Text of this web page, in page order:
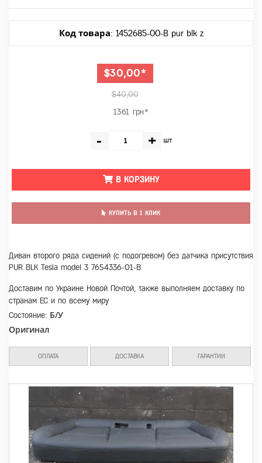
Код товара: 1452685-00-B pur blk z
$30,00*
$40,00
1361 грн*
- + шт
В КОРЗИНУ
КУПИТЬ В 1 КЛИК
Диван второго ряда сидений (с подогревом) без датчика присутствия
PUR BLK Tesla model 3 7654336-01-B
Доставим по Украине Новой Почтой, также выполняем доставку по
странам ЕС и по всему миру
Состояние: Б/У
Оригинал
ОПЛАТА ДОСТАВКА ГАРАНТИИ